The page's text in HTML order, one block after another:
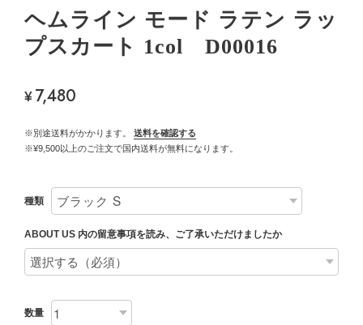
ヘムライン モード ラテン ラッ
プスカート 1col D00016
¥7,480
※別途送料がかかります。
送料を確認する
※¥9,500以上のご注文で国内送料が無料になります。
種類
ABOUT US 内の留意事項を読み、ご了承いただけましたか
数量